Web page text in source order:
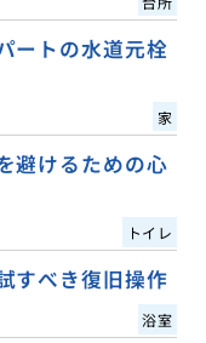
ートの水道元栓
家
避けるための心
トイレ
すべき復旧操作
浴室